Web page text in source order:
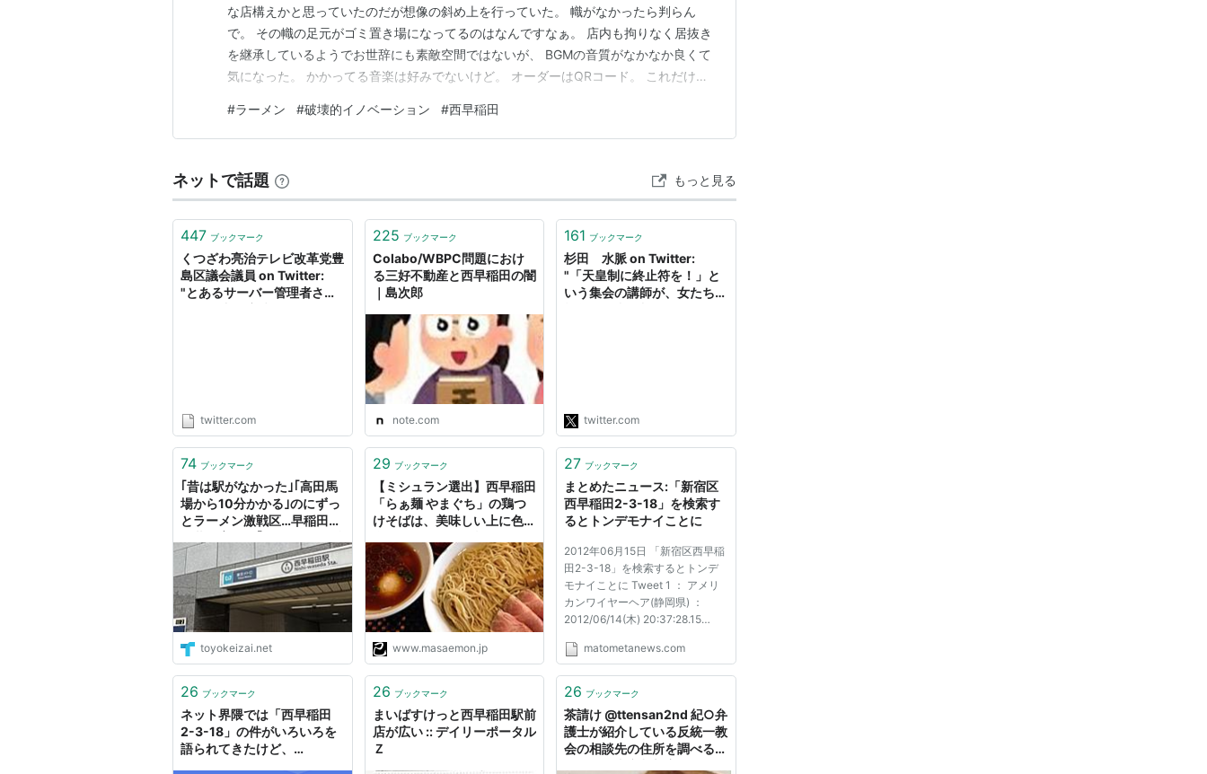
な店構えかと思っていたのだが想像の斜め上を行っていた。 幟がなかったら判らん
で。 その幟の足元がゴミ置き場になってるのはなんですなぁ。 店内も拘りなく居抜き
を継承しているようでお世辞にも素敵空間ではないが、 BGMの音質がなかなか良くて
気になった。 かかってる音楽は好みでないけど。 オーダーはQRコード。 これだけだ
ンと迷ったが、スマホの表示では濃厚煮干しラーメンの方が先に出てくる。 なんでそ
いつをタップ。 思いの外早く登場したそれは…
#ラーメン #破壊的イノベーション #西早稲田
ネットで話題 もっと見る
447 ブックマーク
くつざわ亮治テレビ改革党豊
島区議会議員 on Twitter:
"とあるサーバー管理者さん
木 韓国旅券法の改正を求め
る会 ・高円寺 日…
https://t.co/aPotONzSwZ"
twitter.com
225 ブックマーク
Colabo/WBPC問題におけ
る三好不動産と西早稲田の闇
｜島次郎
note.com
161 ブックマーク
杉田 水脈 on Twitter:
"「天皇制に終止符を！」と
いう集会の講師が、女たちの
https://t.co/AtWMTd00zo
"
twitter.com
74 ブックマーク
｢昔は駅がなかった｣｢高田馬
場から10分かかる｣のにずっ
とラーメン激戦区…早稲田生
異な歴史
toyokeizai.net
29 ブックマーク
【ミシュラン選出】西早稲田
「らぁ麺 やまぐち」の鶏つ
けそばは、美味しい上に色々
ない人にも是非食べて欲しい
逸品 - 己【おれ】
www.masaemon.jp
27 ブックマーク
まとめたニュース:「新宿区
西早稲田2-3-18」を検索す
るとトンデモナイことに
2012年06月15日 「新宿区西早稲
田2-3-18」を検索するとトンデ
モナイことに Tweet 1 ： アメリ
カンワイヤーヘア(静岡県) ：
2012/06/14(木) 20:37:28.15
BE:1004472735-PLT(12021) ポ
18
http://realtime.search.yahoo.co.j
p/search?tt=c&ei=UTF-
8&fr=sfp_as&aq=-1&oq=&p=%E
6%96...
matometanews.com
26 ブックマーク
ネット界隈では「西早稲田
2-3-18」の件がいろいろを
語られてきたけど、
26 ブックマーク
まいばすけっと西早稲田駅前
店が広い :: デイリーポータル
Ｚ
26 ブックマーク
茶請け @ttensan2nd 紀○弁
護士が紹介している反統一教
会の相談先の住所を調べる